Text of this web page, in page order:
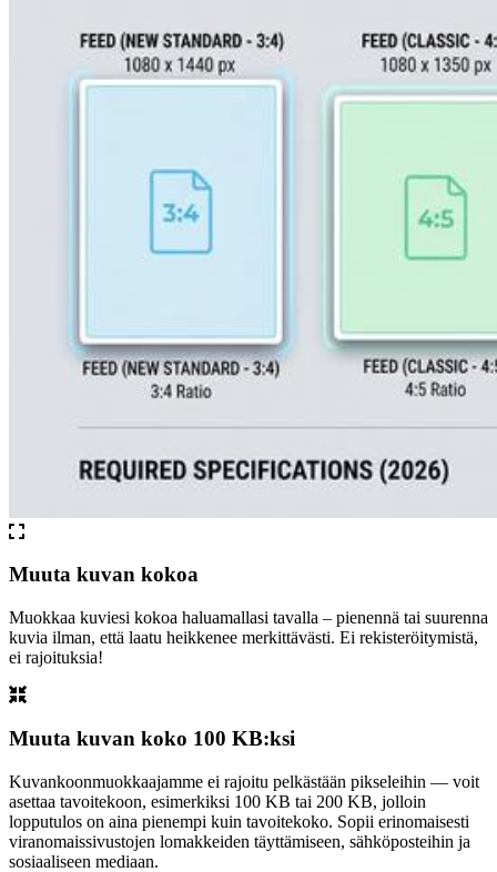
Muuta kuvan kokoa
Muokkaa kuviesi kokoa haluamallasi tavalla – pienennä tai suurenna
kuvia ilman, että laatu heikkenee merkittävästi. Ei rekisteröitymistä,
ei rajoituksia!
Muuta kuvan koko 100 KB:ksi
Kuvankoonmuokkaajamme ei rajoitu pelkästään pikseleihin — voit
asettaa tavoitekoon, esimerkiksi 100 KB tai 200 KB, jolloin
lopputulos on aina pienempi kuin tavoitekoko. Sopii erinomaisesti
viranomaissivustojen lomakkeiden täyttämiseen, sähköposteihin ja
sosiaaliseen mediaan.